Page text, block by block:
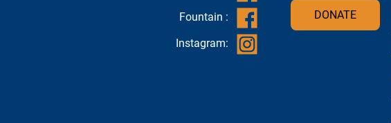
Fountain :
Instagram:
DONATE